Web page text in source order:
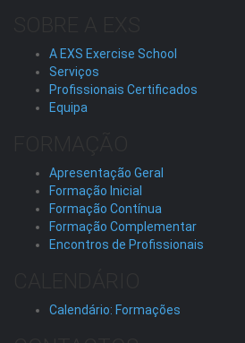
A EXS Exercise School
Serviços
Profissionais Certificados
Equipa
Apresentação Geral
Formação Inicial
Formação Contínua
Formação Complementar
Encontros de Profissionais
Calendário: Formações